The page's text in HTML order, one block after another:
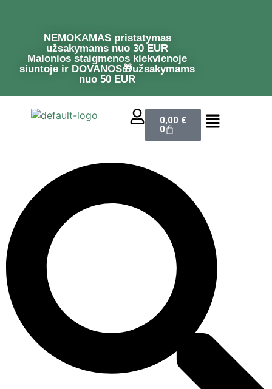
NEMOKAMAS pristatymas
užsakymams nuo 30 EUR
Malonios staigmenos kiekvienoje
siuntoje ir DOVANOS🎁užsakymams
nuo 50 EUR
0,00 €
0